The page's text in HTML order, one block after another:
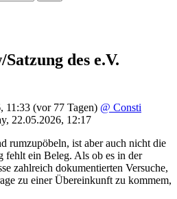
des e.V.
11:33 (vor 77 Tagen) @ Consti
22.05.2026, 12:17
rumzupöbeln, ist aber auch nicht die
fehlt ein Beleg. Als ob es in der
zahlreich dokumentierten Versuche,
zu einer Übereinkunft zu kommem,